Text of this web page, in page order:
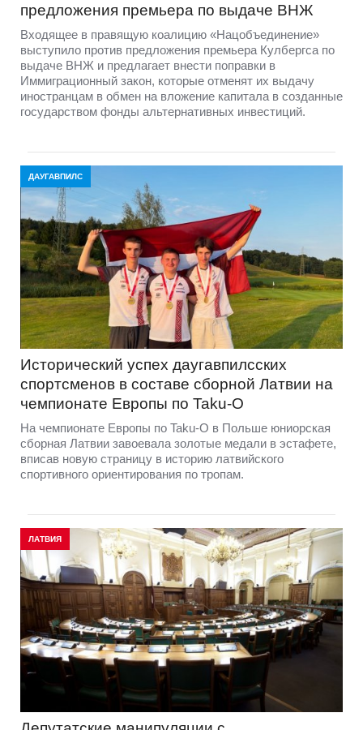
предложения премьера по выдаче ВНЖ
Входящее в правящую коалицию «Нацобъединение»
выступило против предложения премьера Кулбергса по
выдаче ВНЖ и предлагает внести поправки в
Иммиграционный закон, которые отменят их выдачу
иностранцам в обмен на вложение капитала в созданные
государством фонды альтернативных инвестиций.
ДАУГАВПИЛС
Исторический успех даугавпилсских
спортсменов в составе сборной Латвии на
чемпионате Европы по Taku-O
На чемпионате Европы по Taku-O в Польше юниорская
сборная Латвии завоевала золотые медали в эстафете,
вписав новую страницу в историю латвийского
спортивного ориентирования по тропам.
ЛАТВИЯ